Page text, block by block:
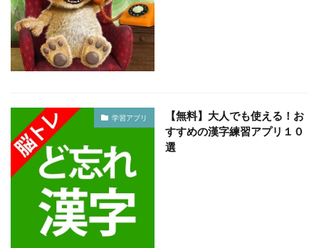
学習アプリ
【無料】大人でも使える！お
すすめの漢字練習アプリ１０
選